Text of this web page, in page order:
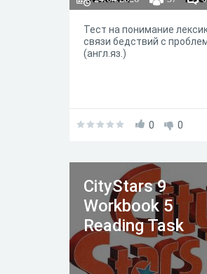
Тест на понимание
связи бедствий с
(англ.яз.)
0 0
СityStars 9
Workbook 5
Reading Task